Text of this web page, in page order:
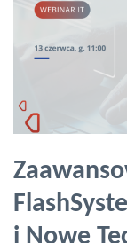
i Nowe